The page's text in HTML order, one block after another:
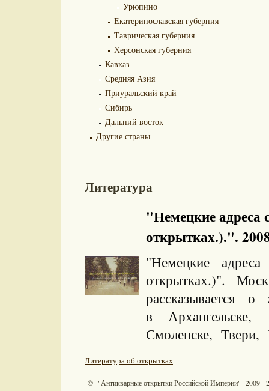
Урюпино
Екатеринославская губерния
Таврическая губерния
Херсонская губерния
Кавказ
Средняя Азия
Приуральский край
Сибирь
Дальний восток
Другие страны
Литература
"Немецкие адреса
открытках.).".
"Немецкие
открытках.)".
рассказывается
в
Смоленске, Твери,
Литература об открытках
© "Антикварные открытки Российской Империи" 2009 -